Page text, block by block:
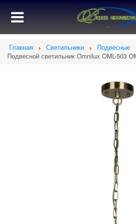
Главная Светильники
Подвесные
Подвесной светильник Omnilux OML-503